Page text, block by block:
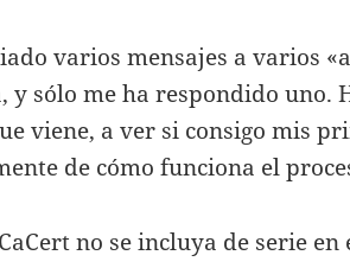
varios mensajes a varios
y sólo me ha respondido uno.
viene, a ver si consigo mis
de cómo funciona el
no se incluya de serie en